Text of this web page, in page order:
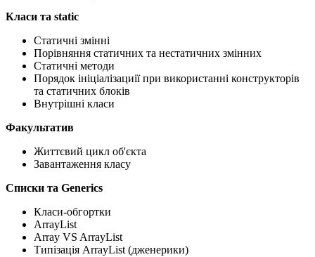
Класи та static
Статичні змінні
Порівняння статичних та нестатичних змінних
Статичні методи
Порядок ініціалізациії при використанні конструкторів
та статичних блоків
Внутрішні класи
Факультатив
Життєвий цикл об'єкта
Завантаження класу
Списки та Generics
Класи-обгортки
ArrayList
Array VS ArrayList
Типізація ArrayList (дженерики)